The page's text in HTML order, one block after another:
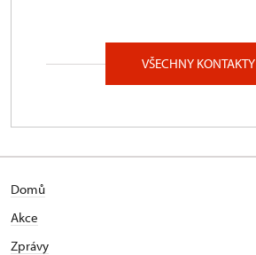
VŠECHNY KONTAKTY
Domů
Akce
Zprávy